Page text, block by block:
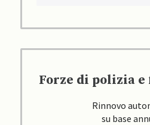
Forze di polizia
Rinnovo
su base